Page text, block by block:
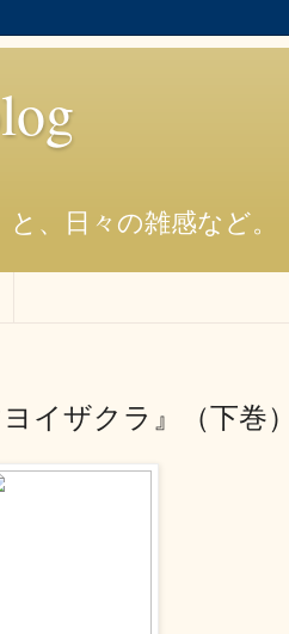
、日々の雑感など。
イザクラ』（下巻）